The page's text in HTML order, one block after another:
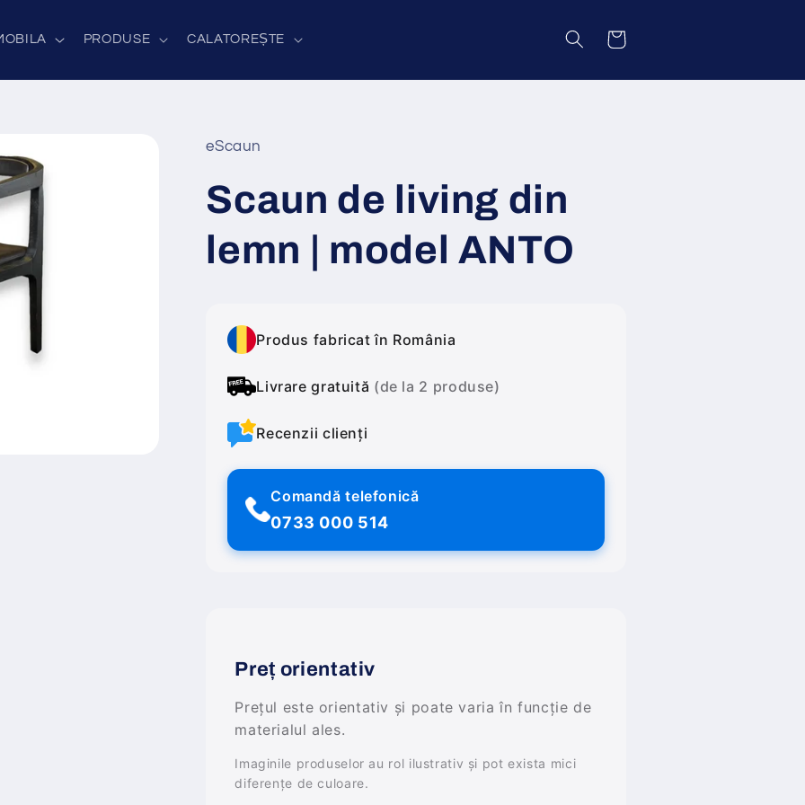
PRODUSE CALATOREȘTE Coș
eScaun
Scaun de living din
lemn | model ANTO
Produs fabricat în România
Livrare gratuită (de la 2 produse)
Recenzii clienți
Comandă telefonică
0733 000 514
Preț orientativ
Prețul este orientativ și poate varia în funcție de
materialul ales.
Imaginile produselor au rol ilustrativ și pot exista mici
diferențe de culoare.